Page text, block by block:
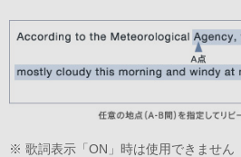
※ 歌詞表示「ON」時は使用できません